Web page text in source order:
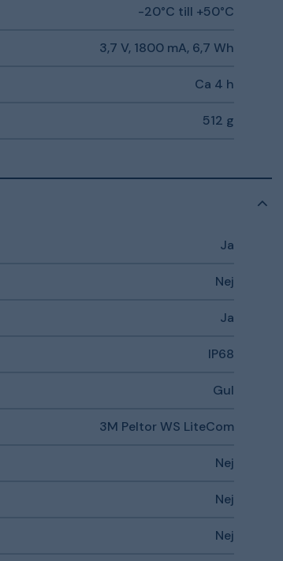
-20°C till +50°C
3,7 V, 1800 mA, 6,7 Wh
Ca 4 h
512 g
Ja
Nej
Ja
IP68
Gul
3M Peltor WS LiteCom
Nej
Nej
Nej